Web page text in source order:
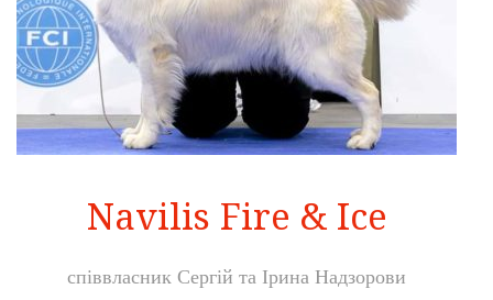
Navilis Fire & Ice
співвласник Сергій та Ірина Надзорови